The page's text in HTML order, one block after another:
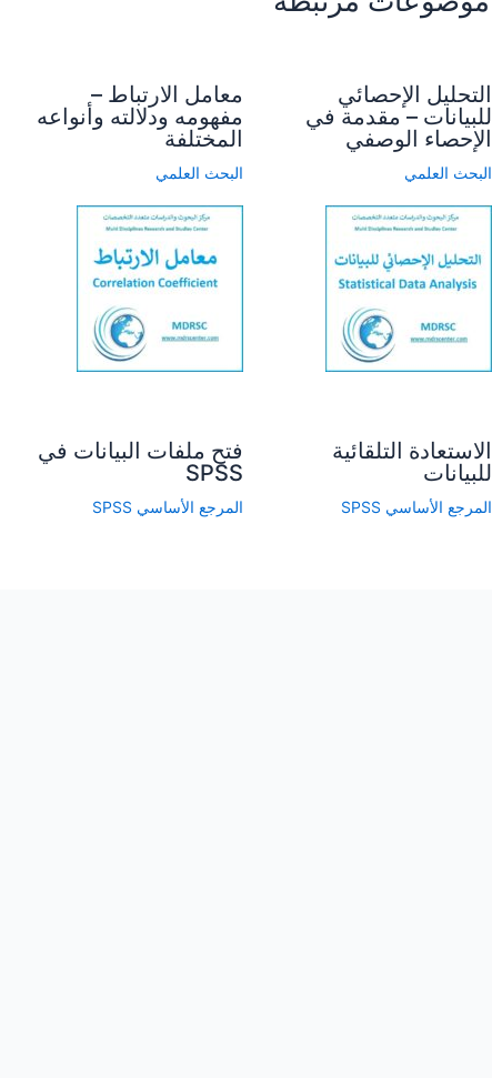
التحليل الإحصائي
للبيانات – مقدمة في
الإحصاء الوصفي
البحث العلمي
معامل الارتباط –
مفهومه ودلالته وأنواعه
المختلفة
البحث العلمي
الاستعادة التلقائية
للبيانات
المرجع الأساسي SPSS
فتح ملفات البيانات في
SPSS
المرجع الأساسي SPSS